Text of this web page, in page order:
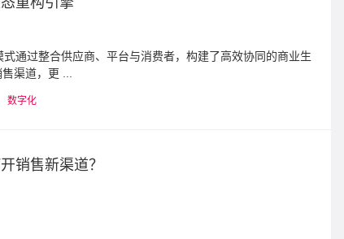
通过整合供应商、平台与消费者，构建了高效协同的商业生
渠道，更 ...
数字化
销售新渠道？